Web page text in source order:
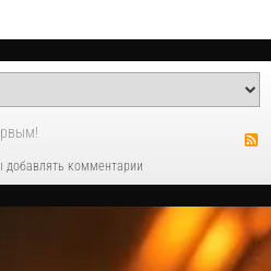
добавлять комментарии